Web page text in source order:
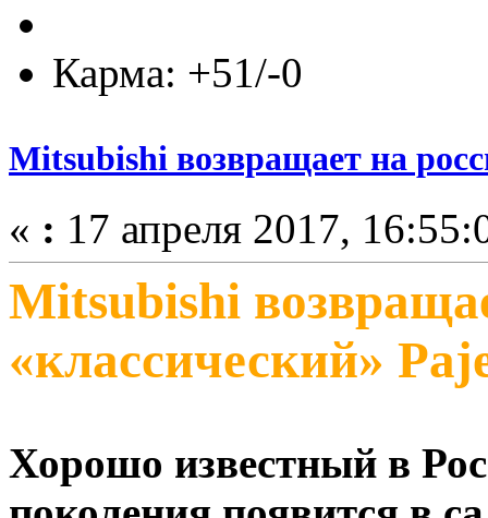
Карма: +51/-0
Mitsubishi возвращает на
« : 17 апреля 2017,
Mitsubishi
«классический»
Хорошо известный в